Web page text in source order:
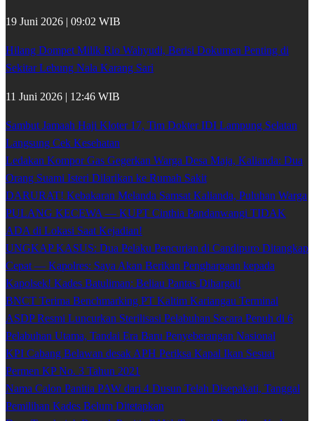
19 Juni 2026 | 09:02 WIB
Hilang Dompet Milik Rio Wahyudi, Berisi Dokumen Penting di
Sekitar Lebung Nala Karang Sari
11 Juni 2026 | 12:46 WIB
Sambut Jamaah Haji Kloter 17, Tim Dokter IDI Lampung Selatan
Langsung Cek Kesehatan
Ledakan Kompor Gas Gegerkan Warga Desa Maja, Kalianda: Dua
Orang Suami Isteri Dilarikan ke Rumah Sakit
DARURAT! Kebakaran Melanda Samsat Kalianda, Puluhan Warga
PULANG KECEWA — KUPT Cinthia Pandanwangi TIDAK
ADA di Lokasi Saat Kejadian!
UNGKAP KASUS: Dua Pelaku Pencurian di Candipuro Ditangkap
Cepat — Kapolres: Saya Akan Berikan Penghargaan kepada
Kapolsek! Kades Batuliman: Beliau Pantas Dihargai!
BNCT Terima Benchmarking PT Kaltim Kariangau Terminal
ASDP Resmi Luncurkan Sterilisasi Pelabuhan Secara Penuh di 6
Pelabuhan Utama, Tandai Era Baru Penyeberangan Nasional
KPI Cabang Belawan desak APH Periksa Kapal Ikan Sesuai
Permen KP No. 3 Tahun 2021
Nama Calon Panitia PAW dari 4 Dusun Telah Disepakati, Tanggal
Pemilihan Kades Belum Ditetapkan